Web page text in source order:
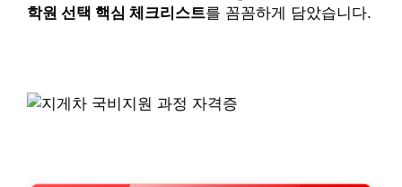
학원 선택 핵심 체크리스트를 꼼꼼하게 담았습니다.